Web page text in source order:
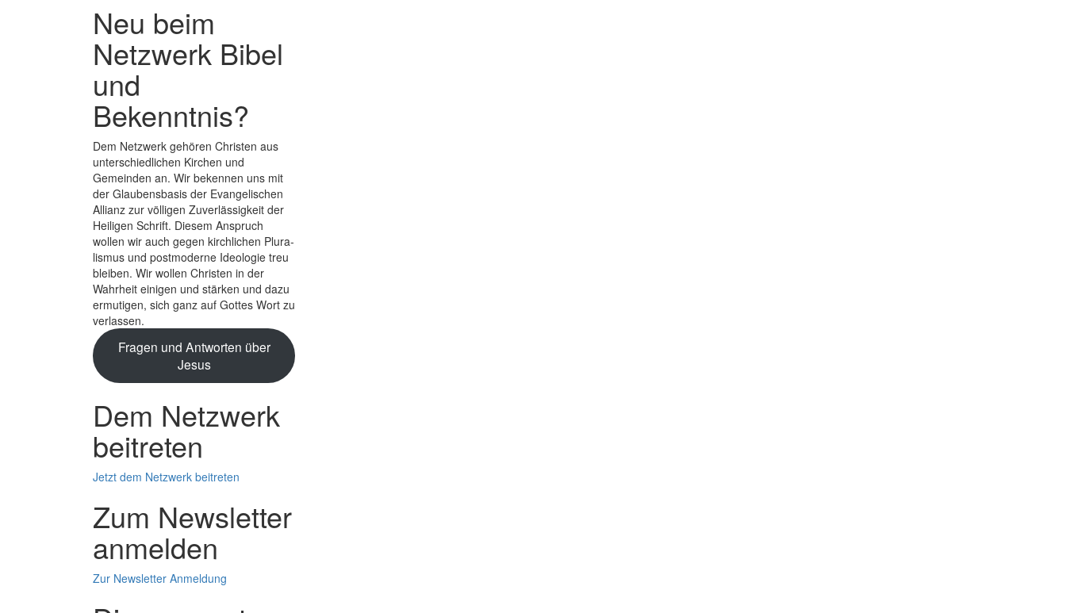
Neu beim
Netzwerk Bibel
und
Bekenntnis?
Dem Netzwerk gehören Christen aus
unterschiedlichen Kirchen und
Gemeinden an. Wir bekennen uns mit
der Glaubens­basis der Evange­lischen
Allianz zur völligen Zuver­lässigkeit der
Heiligen Schrift. Diesem Anspruch
wollen wir auch gegen kirchlichen Plura­
lismus und post­moderne Ideologie treu
bleiben. Wir wollen Christen in der
Wahrheit einigen und stärken und dazu
ermutigen, sich ganz auf Gottes Wort zu
verlassen.
Fragen und Antworten über
Jesus
Dem Netzwerk
beitreten
Jetzt dem Netzwerk beitreten
Zum Newsletter
anmelden
Zur Newsletter Anmeldung